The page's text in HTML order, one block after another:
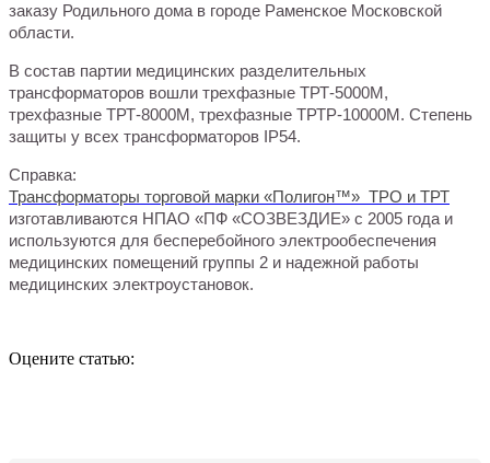
заказу Родильного дома в городе Раменское Московской
области.
В состав партии медицинских разделительных
трансформаторов вошли трехфазные ТРТ-5000М,
трехфазные ТРТ-8000М, трехфазные ТРТР-10000М. Степень
защиты у всех трансформаторов IP54.
Справка:
Трансформаторы торговой марки «Полигон™» ТРО и ТРТ
изготавливаются НПАО «ПФ «СОЗВЕЗДИЕ» с 2005 года и
используются для бесперебойного электрообеспечения
медицинских помещений группы 2 и надежной работы
медицинских электроустановок.
Оцените статью: